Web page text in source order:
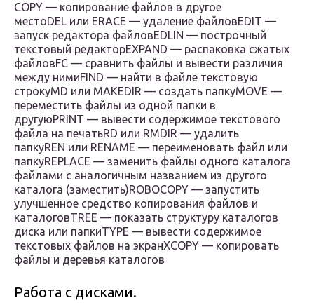
COPY — копирование файлов в другое
местоDEL или ERACE — удаление файловEDIT —
запуск редактора файловEDLIN — построчный
текстовый редакторEXPAND — распаковка сжатых
файловFC — сравнить файлы и вывести различия
между нимиFIND — найти в файле текстовую
строкуMD или MAKEDIR — создать папкуMOVE —
переместить файлы из одной папки в
другуюPRINT — вывести содержимое текстового
файла на печатьRD или RMDIR — удалить
папкуREN или RENAME — переименовать файл или
папкуREPLACE — заменить файлы одного каталога
файлами с аналогичным названием из другого
каталога (заместить)ROBOCOPY — запустить
улучшенное средство копирования файлов и
каталоговTREE — показать структуру каталогов
диска или папкиTYPE — вывести содержимое
текстовых файлов на экранXCOPY — копировать
файлы и деревья каталогов
Работа с дисками.